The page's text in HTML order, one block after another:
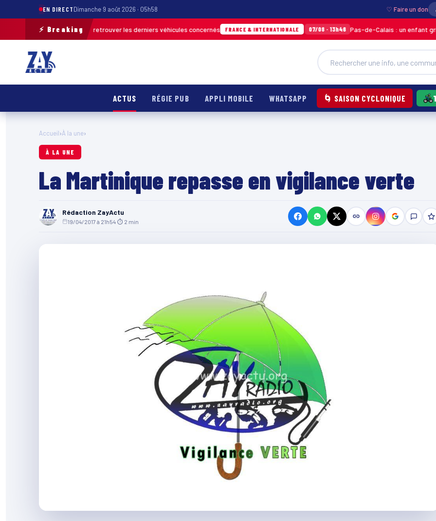
EN DIRECTDimanche 9 août 2026 · 05h58 ♡ Faire un don
⚡ Breaking
de terrain pour retrouver les derniers véhicules concernés FRANCE & INTERNATIONALE 07/08 · 13h46 Pas-de-Calais : un enfant grièvement
ACTUS RÉGIE PUB APPLI MOBILE WHATSAPP 🌀 SAISON CYCLONIQUE
Accueil›À la une›
À LA UNE
La Martinique repasse en vigilance verte
Rédaction ZayActu
19/04/2017 à 21h54 ⏱ 2 min